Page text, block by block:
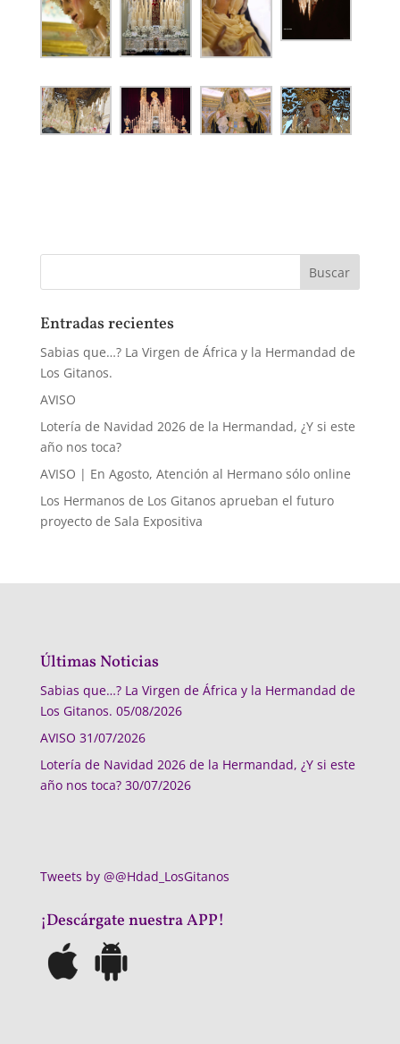
Entradas recientes
Sabias que…? La Virgen de África y la Hermandad de
Los Gitanos.
AVISO
Lotería de Navidad 2026 de la Hermandad, ¿Y si este
año nos toca?
AVISO | En Agosto, Atención al Hermano sólo online
Los Hermanos de Los Gitanos aprueban el futuro
proyecto de Sala Expositiva
Últimas Noticias
Sabias que…? La Virgen de África y la Hermandad de
Los Gitanos. 05/08/2026
AVISO 31/07/2026
Lotería de Navidad 2026 de la Hermandad, ¿Y si este
año nos toca? 30/07/2026
Tweets by @@Hdad_LosGitanos
¡Descárgate nuestra APP!